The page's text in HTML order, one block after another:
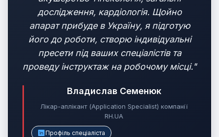
дослідження, кардіологія. Щойно
апарат прибуде в Україну, я підготую
його до роботи, створю індивідуальні
пресети під ваших спеціалістів та
проведу інструктаж на робочому місці."
Владислав Семенюк
Лікар-аплікант (Application Specialist) компанії
RH.UA
Профіль спеціаліста